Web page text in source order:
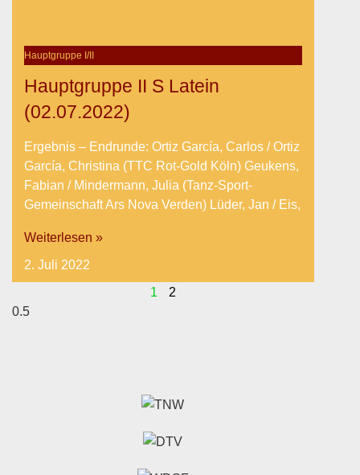
Hauptgruppe I/II
Hauptgruppe II S Latein
(02.07.2022)
Ergebnis – Endrunde: Ortiz García, Carlos / Ortiz
García, Christina (TTC Rot-Gold Köln) Geukens,
Fabian / Mindermann, Julia (Tanz-Sport-
Gemeinschaft Ars Nova Verden) Lüder, Jan / Eis,
Weiterlesen »
2. Juli 2022
1
2